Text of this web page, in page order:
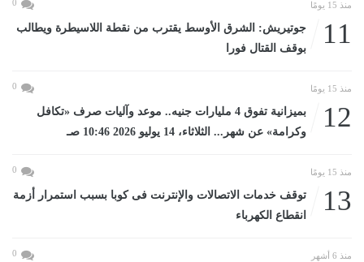
منذ 15 يومًا 0
11
جوتيريش: الشرق الأوسط يقترب من نقطة اللاسيطرة ويطالب
بوقف القتال فورا
منذ 15 يومًا 0
12
بميزانية تفوق 4 مليارات جنيه.. موعد وآليات صرف «تكافل
وكرامة» عن شهر... الثلاثاء، 14 يوليو 2026 10:46 صـ
منذ 15 يومًا 0
13
توقف خدمات الاتصالات والإنترنت فى كوبا بسبب استمرار أزمة
انقطاع الكهرباء
منذ 6 أشهر 0